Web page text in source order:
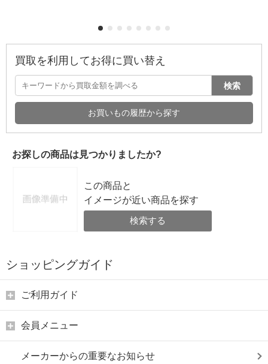
買取を利用してお得に買い替え
検索
お買いもの履歴から探す
お探しの商品は見つかりましたか?
この商品と
イメージが近い商品を探す
検索する
ショッピングガイド
ご利用ガイド
会員メニュー
メーカーからの重要なお知らせ